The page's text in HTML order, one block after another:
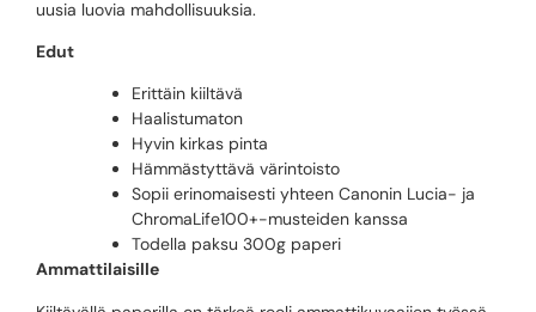
uusia luovia mahdollisuuksia.
Edut
Erittäin kiiltävä
Haalistumaton
Hyvin kirkas pinta
Hämmästyttävä värintoisto
Sopii erinomaisesti yhteen Canonin Lucia- ja
ChromaLife100+-musteiden kanssa
Todella paksu 300g paperi
Ammattilaisille